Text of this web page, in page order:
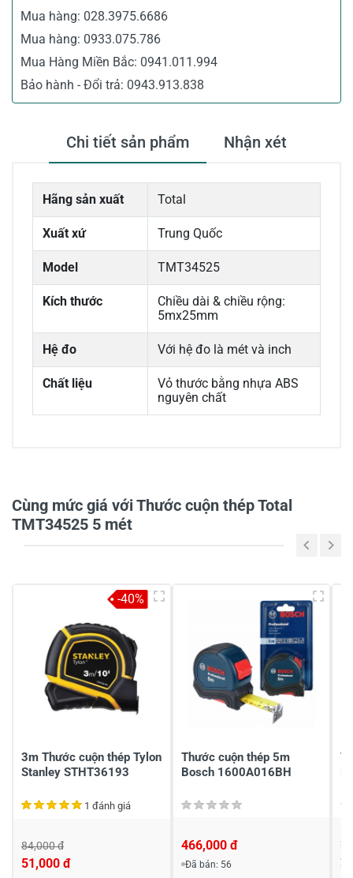
Mua hàng: 028.3975.6686
Mua hàng: 0933.075.786
Mua Hàng Miền Bắc: 0941.011.994
Bảo hành - Đổi trả: 0943.913.838
Chi tiết sản phẩm Nhận xét
Hãng sản xuất Total
Xuất xứ Trung Quốc
Model TMT34525
Kích thước
Chiều dài & chiều rộng:
5mx25mm
Hệ đo Với hệ đo là mét và inch
Chất liệu
Vỏ thước bằng nhựa ABS
nguyên chất
2
1
Chia sẻ nhận xét về sản phẩm
Viết nhận xét về sản phẩm
Cùng mức giá với Thước cuộn thép Total
TMT34525 5 mét
3m Thước cuộn thép Tylon
Stanley STHT36193
1 đánh giá
84,000 đ
51,000 đ
-40%
Thước cuộn thép 5m
Bosch 1600A016BH
466,000 đ
Đã bán: 56